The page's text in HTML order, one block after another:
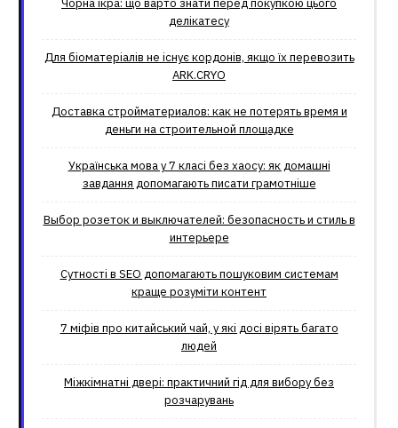
Чорна ікра: що варто знати перед покупкою цього
делікатесу
Для біоматеріалів не існує кордонів, якщо їх перевозить
ARK.CRYO
Доставка стройматериалов: как не потерять время и
деньги на строительной площадке
Українська мова у 7 класі без хаосу: як домашні
завдання допомагають писати грамотніше
Выбор розеток и выключателей: безопасность и стиль в
интерьере
Сутності в SEO допомагають пошуковим системам
краще розуміти контент
7 міфів про китайський чай, у які досі вірять багато
людей
Міжкімнатні двері: практичний гід для вибору без
розчарувань